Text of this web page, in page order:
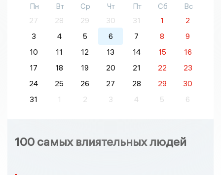
Пн Вт Ср Чт Пт Сб
Вс
27
28 29 30 31 1
2
3
4 5 6 7 8
9
10
11 12 13 14 15
16
17
18 19 20 21 22
23
24
25 26 27 28 29
30
31
1 2 3 4 5 6
100 самых влиятельных людей